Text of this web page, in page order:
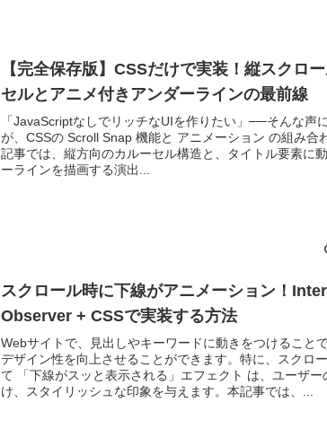
【完全保存版】CSSだけで実装！縦スクロ
セルとアニメ付きアンダーラインの最前線
「JavaScriptなしでリッチなUIを作りたい」──そんな声
が、CSSの Scroll Snap 機能と アニメーション の組み合
記事では、縦方向のカルーセル構造と、タイトル要素に
ーラインを描画する演出...
スクロール時に下線がアニメーション！
Observer + CSSで実装する方法
Webサイトで、見出しやキーワードに動きをつけること
デザイン性を向上させることができます。特に、スクロ
て 「下線がスッと表示される」エフェクト は、ユーザー
け、スタイリッシュな印象を与えます。本記事では、...